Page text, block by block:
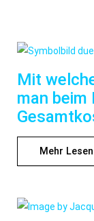
Mit
man beim
Mehr